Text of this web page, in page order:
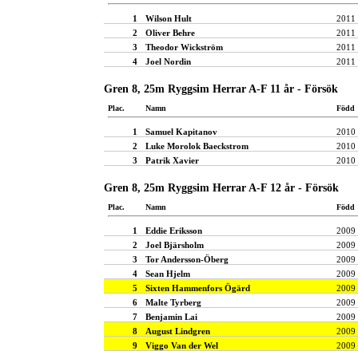
1 Wilson Hult
2011
2
Oliver Behre
2011
3
Theodor Wickström
2011
4
Joel Nordin 2011
Gren 8, 25m Ryggsim Herrar A-F 11 år - Försök
Plac. Namn Född
1 Samuel Kapitanov
2010
2
Luke Morolok Baeckstrom
2010
3
Patrik Xavier 2010
Gren 8, 25m Ryggsim Herrar A-F 12 år - Försök
Plac. Namn Född
1 Eddie Eriksson
2009
2
Joel Bjärsholm
2009
3
Tor Andersson-Öberg
2009
4
Sean Hjelm
2009
5
Sixten Hammenfors Ögärd
2009
6
Malte Tyrberg
2009
7
Benjamin Lai
2009
8
August Lindgren
2009
9
Viggo Van der Wel
2009